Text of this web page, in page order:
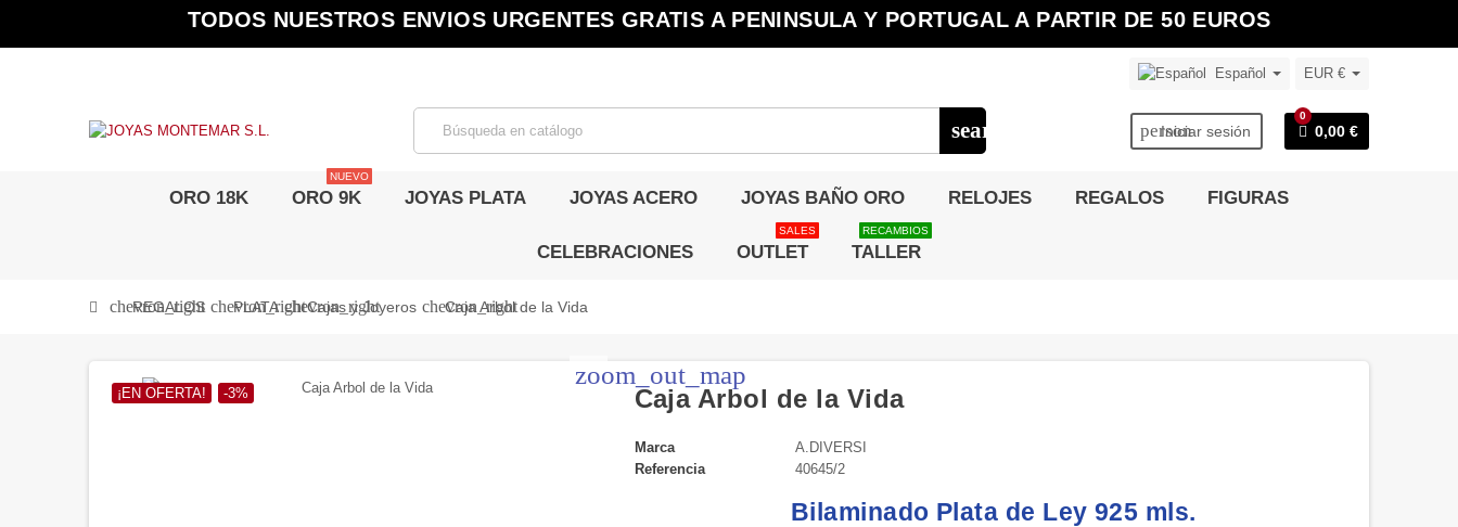
TODOS NUESTROS ENVIOS URGENTES GRATIS A PENINSULA Y PORTUGAL A PARTIR DE 50 EUROS
Español EUR €
search person
Iniciar sesión
0
0,00 €
ORO 18K ORO 9K
NUEVO
JOYAS PLATA JOYAS ACERO JOYAS BAÑO ORO RELOJES REGALOS FIGURAS
CELEBRACIONES OUTLET
SALES
TALLER
RECAMBIOS
chevron_right
REGALOS chevron_right
PLATA chevron_right
Cajas y Joyeros chevron_right
Caja Arbol de la Vida
zoom_out_map
¡EN OFERTA! -3% Caja Arbol de la Vida
Marca
A.DIVERSI
Referencia
40645/2
Bilaminado Plata de Ley 925 mls.